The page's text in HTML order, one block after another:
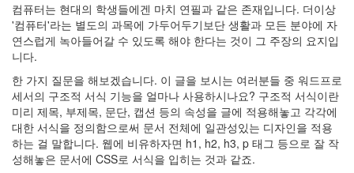
컴퓨터는 현대의 학생들에겐 마치 연필과 같은 존재입니다. 더이상
'컴퓨터'라는 별도의 과목에 가두어두기보단 생활과 모든 분야에 자
연스럽게 녹아들어갈 수 있도록 해야 한다는 것이 그 주장의 요지입
니다.
한 가지 질문을 해보겠습니다. 이 글을 보시는 여러분들 중 워드프로
세서의 구조적 서식 기능을 얼마나 사용하시나요? 구조적 서식이란
미리 제목, 부제목, 문단, 캡션 등의 속성을 글에 적용해놓고 각각에
대한 서식을 정의함으로써 문서 전체에 일관성있는 디자인을 적용
하는 걸 말합니다. 웹에 비유하자면 h1, h2, h3, p 태그 등으로 잘 작
성해놓은 문서에 CSS로 서식을 입히는 것과 같죠.
과
학
그
림
욕
상
실
흑